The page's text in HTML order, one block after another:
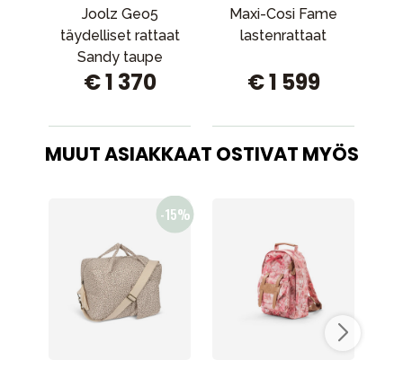
Joolz Geo5
täydelliset rattaat
Sandy taupe
€ 1 370
Maxi-Cosi Fame
lastenrattaat
€ 1 599
MUUT ASIAKKAAT OSTIVAT MYÖS